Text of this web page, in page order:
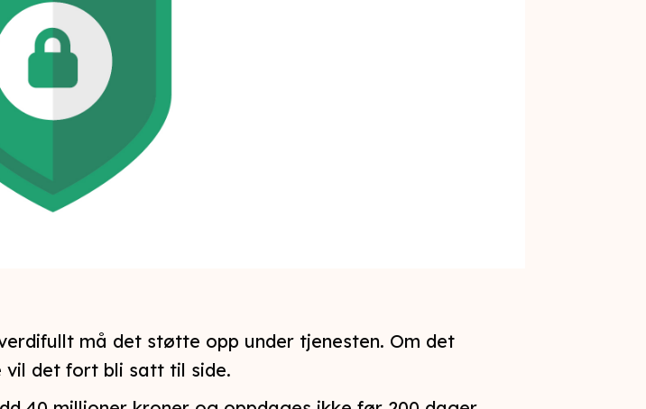
må det støtte opp under tjenesten. Om det
vil det fort bli satt til side.